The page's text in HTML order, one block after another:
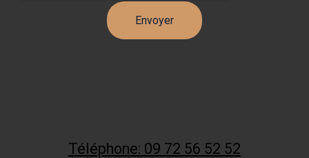
Téléphone: 09 72 56 52 52